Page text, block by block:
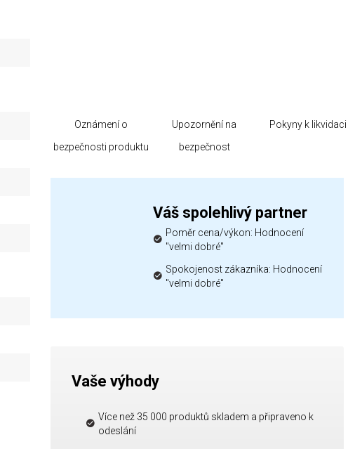
Oznámení o
bezpečnosti produktu
Upozornění na
bezpečnost
Pokyny k likvidaci
Váš spolehlivý partner
Poměr cena/výkon: Hodnocení
"velmi dobré"
Spokojenost zákazníka: Hodnocení
"velmi dobré"
Vaše výhody
Více než 35 000 produktů skladem a připraveno k
odeslání